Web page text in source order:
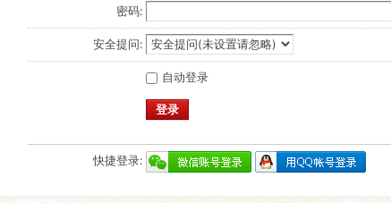
密码:
安全提问:
自动登录
登录
快捷登录: